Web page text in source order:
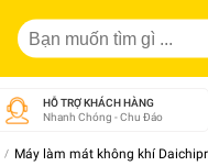
HỖ TRỢ KHÁCH HÀNG
Nhanh Chóng - Chu Đáo
Máy làm mát không khí